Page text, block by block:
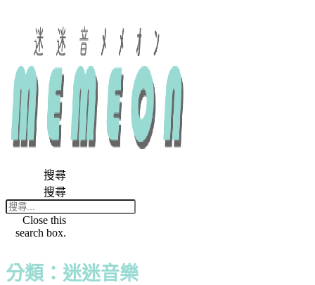
搜尋
搜尋
Close this
search box.
分類：迷迷音樂